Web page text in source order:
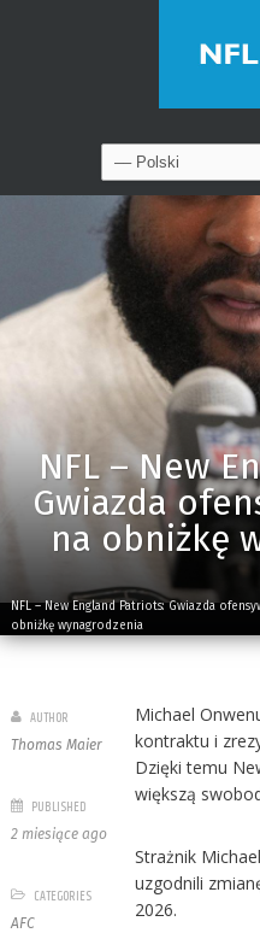
NFL – New
Gwiazda
na obniżkę
NFL – New England Patriots: Gwiazda
obniżkę wynagrodzenia
Michael
kontraktu i
Dzięki temu
większą
Strażnik
uzgodnili
2026.
AUTHOR
Thomas Maier
PUBLISHED
2 miesiące ago
CATEGORIES
AFC